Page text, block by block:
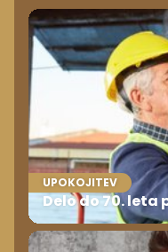
UPOKOJITEV
Delo do 70.